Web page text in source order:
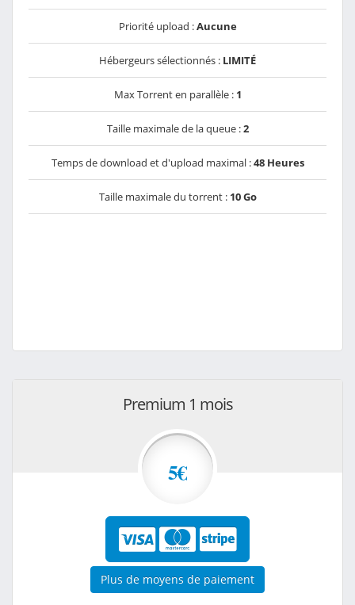
Priorité upload :Aucune
Hébergeurs sélectionnés : LIMITÉ
Max Torrent en parallèle : 1
Taille maximale de la queue :2
Temps de download et d'upload maximal :48 Heures
Taille maximale du torrent : 10 Go
Premium 1 mois
5€
Plus de moyens de paiement